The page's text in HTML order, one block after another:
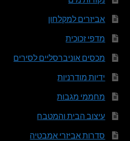
אביזרים למקלחון
מדפי זכוכית
מכסים אוניברסליים לסירים
ידיות מודרניות
מחממי מגבות
עיצוב הבית והמטבח
סדרות אביזרי אמבטיה